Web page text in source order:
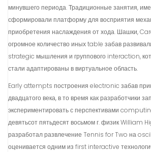
минувшего периода. Традиционные занятия,
сформировали платформу для восприятия
приобретения наслаждения от хода. Шашки,
огромное количество иных table забав
strategic мышления и группового interaction,
стали адаптированы в виртуальное область.
Early attempts построения electronic забав
двадцатого века, в то время как разработчики
экспериментировать с перспективами
девятьсот пятьдесят восьмом г. физик William
разработал развлечение Tennis for Two на
оценивается одним из first interactive